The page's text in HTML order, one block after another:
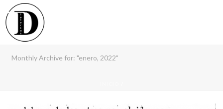
Monthly Archive for: "enero, 2022"